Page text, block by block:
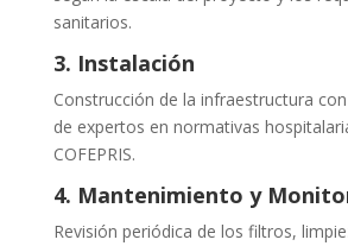
sanitarios.
3. Instalación
Construcción de la infraestructura
de expertos en normativas
COFEPRIS.
4. Mantenimiento y
Revisión periódica de los filtros,